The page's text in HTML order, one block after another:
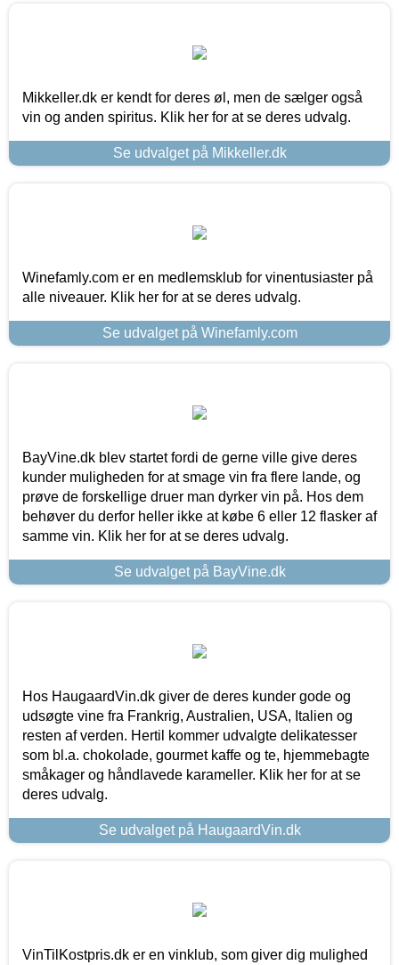
Mikkeller.dk er kendt for deres øl, men de sælger også
vin og anden spiritus. Klik her for at se deres udvalg.
Se udvalget på Mikkeller.dk
Winefamly.com er en medlemsklub for vinentusiaster på
alle niveauer. Klik her for at se deres udvalg.
Se udvalget på Winefamly.com
BayVine.dk blev startet fordi de gerne ville give deres
kunder muligheden for at smage vin fra flere lande, og
prøve de forskellige druer man dyrker vin på. Hos dem
behøver du derfor heller ikke at købe 6 eller 12 flasker af
samme vin. Klik her for at se deres udvalg.
Se udvalget på BayVine.dk
Hos HaugaardVin.dk giver de deres kunder gode og
udsøgte vine fra Frankrig, Australien, USA, Italien og
resten af verden. Hertil kommer udvalgte delikatesser
som bl.a. chokolade, gourmet kaffe og te, hjemmebagte
småkager og håndlavede karameller. Klik her for at se
deres udvalg.
Se udvalget på HaugaardVin.dk
VinTilKostpris.dk er en vinklub, som giver dig mulighed